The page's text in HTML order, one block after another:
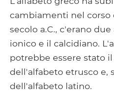
cambiamenti nel corso
secolo a.C., c'erano
ionico e il calcidiano.
potrebbe essere stato
dell'alfabeto etrusco e,
dell'alfabeto latino.